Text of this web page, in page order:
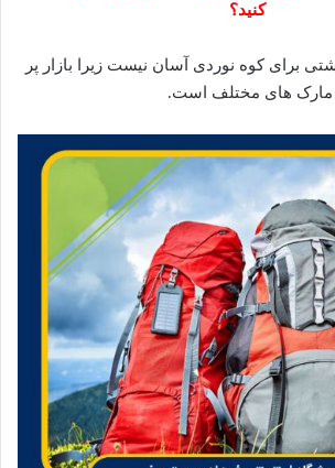
کنید؟
برای کوه نوردی آسان نیست زیرا بازار پر
مارک های مختلف است.